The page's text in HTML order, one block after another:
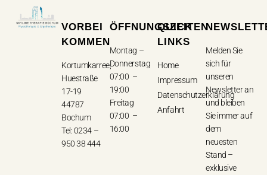
VORBEI
KOMMEN
Kortumkarree,
Huestraße
17-19
44787
Bochum
Tel: 0234 –
950 38 444
ÖFFNUNGSZEITEN
Montag –
Donnerstag
07:00 –
19:00
Freitag
07:00 –
16:00
QUICK
LINKS
Home
Impressum
Datenschutzerklärung
Anfahrt
Melden Sie
sich für
unseren
Newsletter an
und bleiben
Sie immer auf
dem
neuesten
Stand –
exklusive